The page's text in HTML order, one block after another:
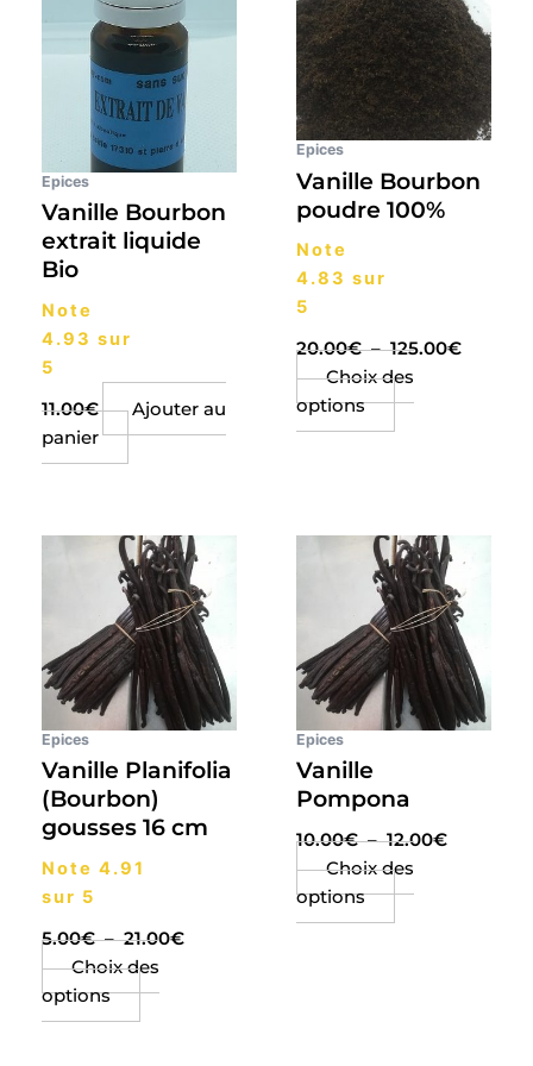
Epices
Vanille Bourbon
extrait liquide
Bio
Note
4.93 sur
5
11.00€
Ajouter au
panier
Epices
Vanille Bourbon
poudre 100%
Note
4.83 sur
5
20.00€ – 125.00€
20.00€
à
125.00€
Choix des
options
plusieurs
variations.
Les
options
peuvent
choisies
produit
Epices
Vanille Planifolia
(Bourbon)
gousses 16 cm
Note 4.91
sur 5
5.00€ – 21.00€
de
prix :
5.00€
à
21.00€
Choix des
options
Ce
produit
a
plusieurs
variations.
Les
options
peuvent
être
choisies
sur
page
produit
Epices
Vanille
Pompona
10.00€ – 12.00€
de
prix :
10.00€
à
12.00€
Choix des
options
Ce
produit
a
plusieurs
variations.
Les
options
peuvent
la
page
du
produit